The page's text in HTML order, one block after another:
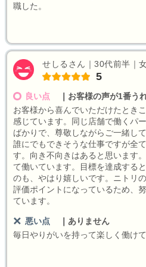
職した。
せしるさん｜30代前半｜
5
良い点
お客様の声が1番う
お客様から喜んでいただけたとき
感じています。同じ店舗で働くパ
ばかりで、尊敬しながらご一緒し
誰にでもできそうな仕事ですが全
す。向き不向きはあると思います
て働いています。目標を達成する
のも、やはり嬉しいです。ニトリ
評価ポイントになっているため、
ています。
悪い点
ありません
毎日やりがいを持って楽しく働けて